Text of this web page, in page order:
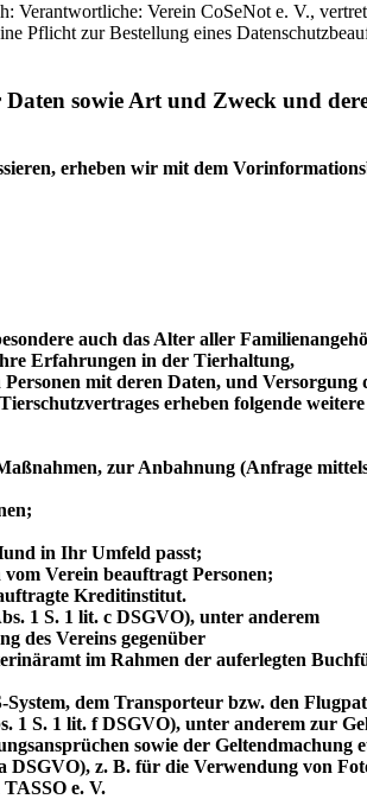
Verantwortliche: Verein CoSeNot e. V.,
Pflicht zur Bestellung eines
sowie Art und Zweck und
erheben wir mit dem
auch das Alter aller
Erfahrungen in der Tierhaltung,
mit deren Daten, und Versorgung
erheben folgende
zur Anbahnung (Anfrage
in Ihr Umfeld passt;
Verein beauftragt Personen;
Kreditinstitut.
1 S. 1 lit. c DSGVO), unter anderem
des Vereins gegenüber
im Rahmen der auferlegten
dem Transporteur bzw. den
1 S. 1 lit. f DSGVO), unter anderem zur
sowie der Geltendmachung
z. B. für die Verwendung von
e. V.